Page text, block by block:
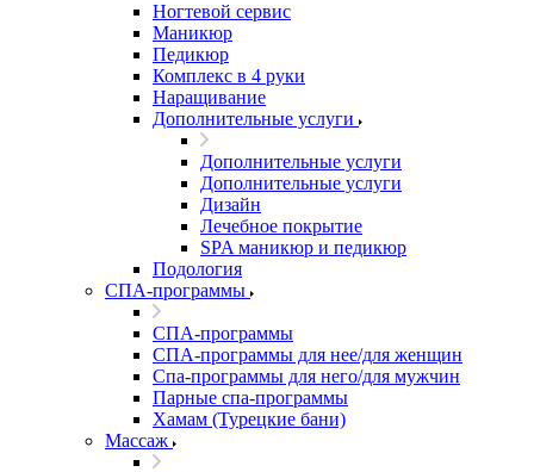
Ногтевой сервис
Маникюр
Педикюр
Комплекс в 4 руки
Наращивание
Дополнительные услуги
Дополнительные услуги
Дополнительные услуги
Дизайн
Лечебное покрытие
SPA маникюр и педикюр
Подология
СПА-программы
СПА-программы
СПА-программы для нее/для женщин
Спа-программы для него/для мужчин
Парные спа-программы
Хамам (Турецкие бани)
Массаж